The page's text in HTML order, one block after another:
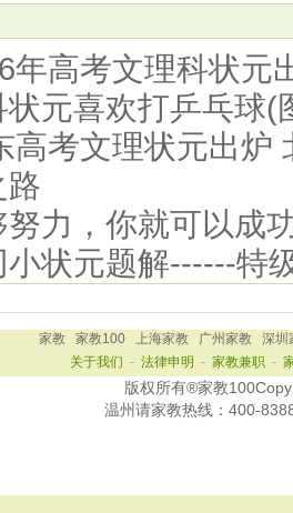
年高考文理科状元
状元喜欢打乒乓球(
高考文理状元出炉
路
努力，你就可以成
小状元题解------特
家教 家教100 上海家教 广州家教
深圳
关于我们 - 法律申明 - 家教兼职 -
版权所有®家教
温州请家教热线： 400-